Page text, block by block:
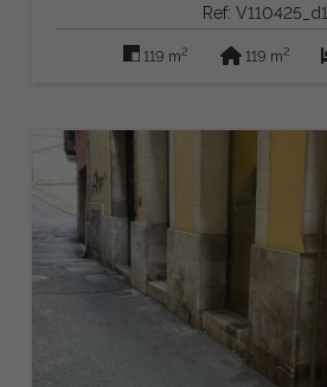
Ref: V110425_d1
119 m2 119 m2